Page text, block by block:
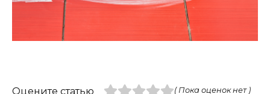
Оцените статью ( Пока оценок нет )